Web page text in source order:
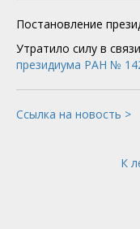
Постановление
Утратило силу в
президиума РАН №
Ссылка на новость >
К